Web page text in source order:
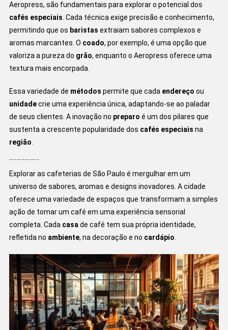
Aeropress, são fundamentais para explorar o potencial dos
cafés especiais. Cada técnica exige precisão e conhecimento,
permitindo que os baristas extraiam sabores complexos e
aromas marcantes. O coado, por exemplo, é uma opção que
valoriza a pureza do grão, enquanto o Aeropress oferece uma
textura mais encorpada.
Essa variedade de métodos permite que cada endereço ou
unidadecrie uma experiência única, adaptando-se ao paladar
de seus clientes. A inovação no preparo é um dos pilares que
sustenta a crescente popularidade dos cafés especiais na
região.
cafeterias em sao paulo: Experiências e Ambientes Únicos
Explorar as cafeterias de São Paulo é mergulhar em um
universo de sabores, aromas e designs inovadores. A cidade
oferece uma variedade de espaços que transformam a simples
ação de tomar um café em uma experiência sensorial
completa. Cada casade café tem sua própria identidade,
refletida no ambiente, na decoração e no cardápio.